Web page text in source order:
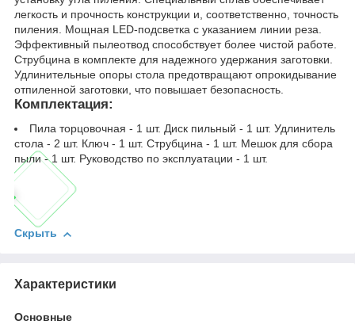
легкость и прочность конструкции и, соответственно, точность
пиления. Мощная LED-подсветка с указанием линии реза.
Эффективный пылеотвод способствует более чистой работе.
Струбцина в комплекте для надежного удержания заготовки.
Удлинительные опоры стола предотвращают опрокидывание
отпиленной заготовки, что повышает безопасность.
Комплектация:
Пила торцовочная - 1 шт. Диск пильный - 1 шт. Удлинитель
стола - 2 шт. Ключ - 1 шт. Струбцина - 1 шт. Мешок для сбора
пыли - 1 шт. Руководство по эксплуатации - 1 шт.
Скрыть
Характеристики
Основные